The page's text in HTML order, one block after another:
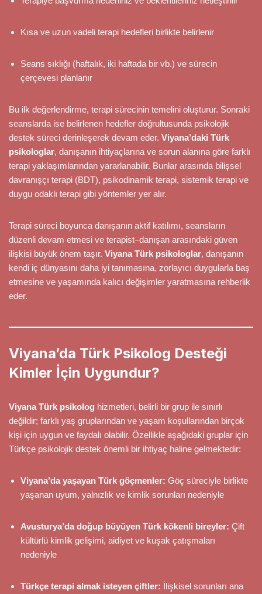
Kısa ve uzun vadeli terapi hedefleri birlikte belirlenir
Seans sıklığı (haftalık, iki haftada bir vb.) ve sürecin
çerçevesi planlanır
Bu ilk değerlendirme, terapi sürecinin temelini oluşturur. Sonraki
seanslarda ise belirlenen hedefler doğrultusunda psikolojik
destek süreci derinleşerek devam eder. Viyana’daki Türk
psikologlar, danışanın ihtiyaçlarına ve sorun alanına göre farklı
terapi yaklaşımlarından yararlanabilir. Bunlar arasında bilişsel
davranışçı terapi (BDT), psikodinamik terapi, sistemik terapi ve
duygu odaklı terapi gibi yöntemler yer alır.
Terapi süreci boyunca danışanın aktif katılımı, seansların
düzenli devam etmesi ve terapist–danışan arasındaki güven
ilişkisi büyük önem taşır. Viyana Türk psikologlar, danışanın
kendi iç dünyasını daha iyi tanımasına, zorlayıcı duygularla baş
etmesine ve yaşamında kalıcı değişimler yaratmasına rehberlik
eder.
Viyana’da Türk Psikolog Desteği
Kimler İçin Uygundur?
Viyana Türk psikolog hizmetleri, belirli bir grup ile sınırlı
değildir; farklı yaş gruplarından ve yaşam koşullarından birçok
kişi için uygun ve faydalı olabilir. Özellikle aşağıdaki gruplar için
Türkçe psikolojik destek önemli bir ihtiyaç haline gelmektedir:
Viyana’da yaşayan Türk göçmenler: Göç süreciyle birlikte
yaşanan uyum, yalnızlık ve kimlik sorunları nedeniyle
Avusturya’da doğup büyüyen Türk kökenli bireyler: Çift
kültürlü kimlik gelişimi, aidiyet ve kuşak çatışmaları
nedeniyle
Türkçe terapi almak isteyen çiftler: İlişkisel sorunları ana